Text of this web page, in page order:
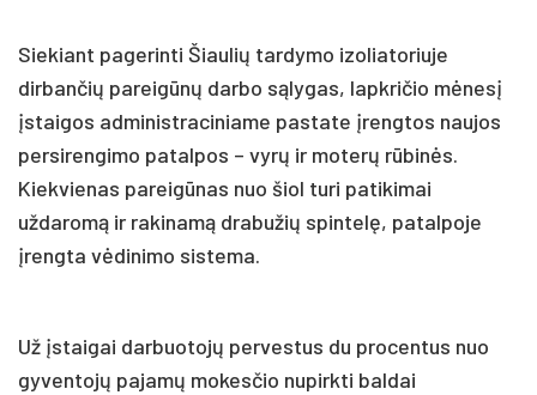
Siekiant pagerinti Šiaulių tardymo izoliatoriuje
dirbančių pareigūnų darbo sąlygas, lapkričio mėnesį
įstaigos administraciniame pastate įrengtos naujos
persirengimo patalpos – vyrų ir moterų rūbinės.
Kiekvienas pareigūnas nuo šiol turi patikimai
uždaromą ir rakinamą drabužių spintelę, patalpoje
įrengta vėdinimo sistema.
Už įstaigai darbuotojų pervestus du procentus nuo
gyventojų pajamų mokesčio nupirkti baldai